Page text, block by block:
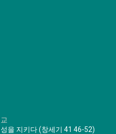
을 지키다 (창세기 41 46-52)